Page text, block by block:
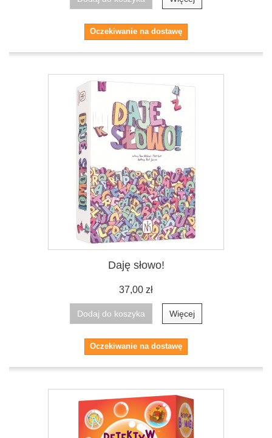
Oczekiwanie na dostawę
Daję słowo!
37,00 zł
Dodaj do koszyka Więcej
Oczekiwanie na dostawę